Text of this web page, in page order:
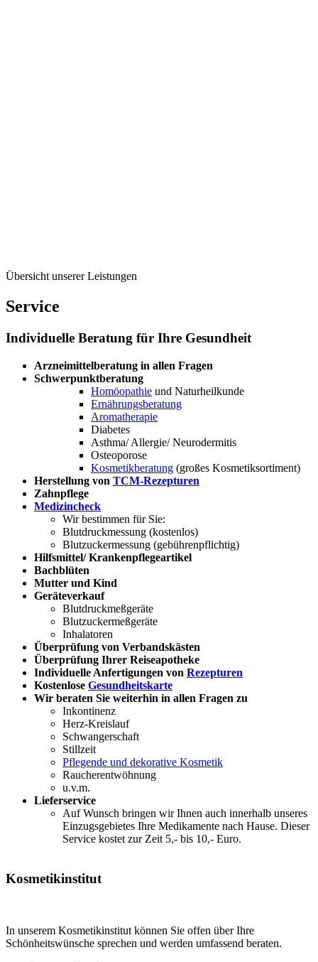
Übersicht unserer Leistungen
Service
Individuelle Beratung für Ihre Gesundheit
Arzneimittelberatung in allen Fragen
Schwerpunktberatung
Homöopathie und Naturheilkunde
Ernährungsberatung
Aromatherapie
Diabetes
Asthma/ Allergie/ Neurodermitis
Osteoporose
Kosmetikberatung (großes Kosmetiksortiment)
Herstellung von TCM-Rezepturen
Zahnpflege
Medizincheck
Wir bestimmen für Sie:
Blutdruckmessung (kostenlos)
Blutzuckermessung (gebührenpflichtig)
Hilfsmittel/ Krankenpflegeartikel
Bachblüten
Mutter und Kind
Geräteverkauf
Blutdruckmeßgeräte
Blutzuckermeßgeräte
Inhalatoren
Überprüfung von Verbandskästen
Überprüfung Ihrer Reiseapotheke
Individuelle Anfertigungen von Rezepturen
Kostenlose Gesundheitskarte
Wir beraten Sie weiterhin in allen Fragen zu
Inkontinenz
Herz-Kreislauf
Schwangerschaft
Stillzeit
Pflegende und dekorative Kosmetik
Raucherentwöhnung
u.v.m.
Lieferservice
Auf Wunsch bringen wir Ihnen auch innerhalb unseres
Einzugsgebietes Ihre Medikamente nach Hause. Dieser
Service kostet zur Zeit 5,- bis 10,- Euro.
Kosmetikinstitut
In unserem Kosmetikinstitut können Sie offen über Ihre
Schönheitswünsche sprechen und werden umfassend beraten.